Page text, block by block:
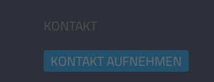
KONTAKT
KONTAKT AUFNEHMEN